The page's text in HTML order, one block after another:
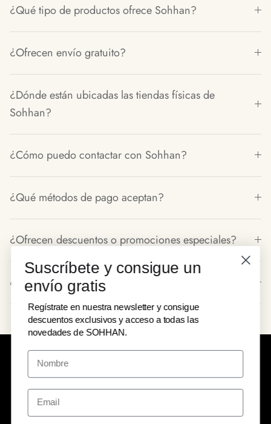
¿Qué tipo de productos ofrece Sohhan?
¿Ofrecen envío gratuito?
¿Dónde están ubicadas las tiendas físicas de
Sohhan?
¿Cómo puedo contactar con Sohhan?
¿Qué métodos de pago aceptan?
¿Ofrecen descuentos o promociones especiales?
¿Tienen políticas de devolución?
Suscríbete y consigue un
envío gratis
Regístrate en nuestra newsletter y consigue
descuentos exclusivos y acceso a todas las
novedades de SOHHAN.